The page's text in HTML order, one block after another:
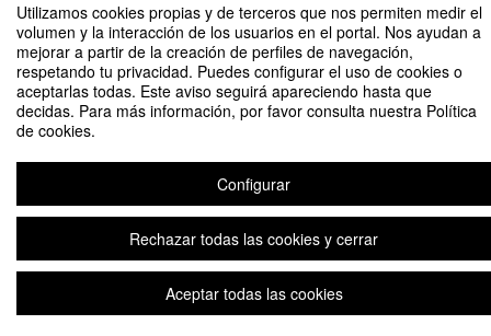
Utilizamos cookies propias y de terceros que nos permiten medir el
volumen y la interacción de los usuarios en el portal. Nos ayudan a
mejorar a partir de la creación de perfiles de navegación,
respetando tu privacidad. Puedes configurar el uso de cookies o
aceptarlas todas. Este aviso seguirá apareciendo hasta que
decidas. Para más información, por favor consulta nuestra Política
de cookies.
Configurar
Rechazar todas las cookies y cerrar
Aceptar todas las cookies
Compartir por email
La dignidad humana en la era del dato. El contrato social pendiente.
Presentación del Centro DIGNUM
Plataforma de organización de eventos Symposium